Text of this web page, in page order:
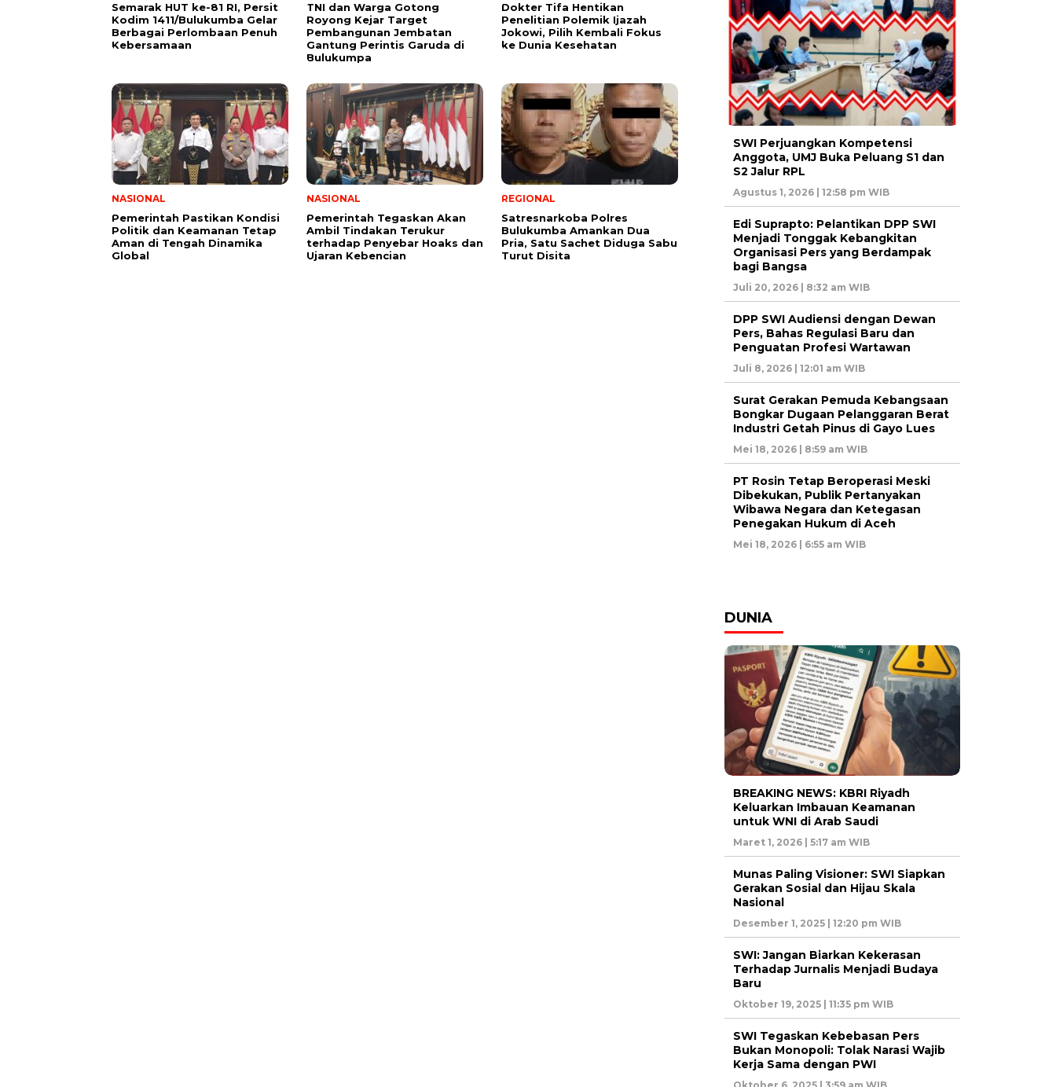
Semarak HUT ke-81 RI, Persit
Kodim 1411/Bulukumba Gelar
Berbagai Perlombaan Penuh
Kebersamaan
TNI dan Warga Gotong
Royong Kejar Target
Pembangunan Jembatan
Gantung Perintis Garuda di
Bulukumpa
Dokter Tifa Hentikan
Penelitian Polemik Ijazah
Jokowi, Pilih Kembali Fokus
ke Dunia Kesehatan
NASIONAL
Pemerintah Pastikan Kondisi
Politik dan Keamanan Tetap
Aman di Tengah Dinamika
Global
NASIONAL
Pemerintah Tegaskan Akan
Ambil Tindakan Terukur
terhadap Penyebar Hoaks dan
Ujaran Kebencian
REGIONAL
Satresnarkoba Polres
Bulukumba Amankan Dua
Pria, Satu Sachet Diduga Sabu
Turut Disita
SWI Perjuangkan Kompetensi
Anggota, UMJ Buka Peluang S1 dan
S2 Jalur RPL
Agustus 1, 2026 | 12:58 pm WIB
Edi Suprapto: Pelantikan DPP SWI
Menjadi Tonggak Kebangkitan
Organisasi Pers yang Berdampak
bagi Bangsa
Juli 20, 2026 | 8:32 am WIB
DPP SWI Audiensi dengan Dewan
Pers, Bahas Regulasi Baru dan
Penguatan Profesi Wartawan
Juli 8, 2026 | 12:01 am WIB
Surat Gerakan Pemuda Kebangsaan
Bongkar Dugaan Pelanggaran Berat
Industri Getah Pinus di Gayo Lues
Mei 18, 2026 | 8:59 am WIB
PT Rosin Tetap Beroperasi Meski
Dibekukan, Publik Pertanyakan
Wibawa Negara dan Ketegasan
Penegakan Hukum di Aceh
Mei 18, 2026 | 6:55 am WIB
DUNIA
BREAKING NEWS: KBRI Riyadh
Keluarkan Imbauan Keamanan
untuk WNI di Arab Saudi
Maret 1, 2026 | 5:17 am WIB
Munas Paling Visioner: SWI Siapkan
Gerakan Sosial dan Hijau Skala
Nasional
Desember 1, 2025 | 12:20 pm WIB
SWI: Jangan Biarkan Kekerasan
Terhadap Jurnalis Menjadi Budaya
Baru
Oktober 19, 2025 | 11:35 pm WIB
SWI Tegaskan Kebebasan Pers
Bukan Monopoli: Tolak Narasi Wajib
Kerja Sama dengan PWI